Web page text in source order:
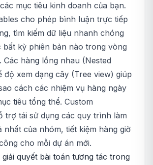
mục tiêu kinh doanh của bạn.
cho phép bình luận trực tiếp
tìm kiếm dữ liệu nhanh chóng
bất kỳ phiên bản nào trong vòng
Các hàng lồng nhau (Nested
độ xem dạng cây (Tree view) giúp
cách các nhiệm vụ hàng ngày
tiêu tổng thể. Custom
trợ tái sử dụng các quy trình làm
nhất của nhóm, tiết kiệm hàng giờ
cho mỗi dự án mới.
giải quyết bài toán tương tác trong